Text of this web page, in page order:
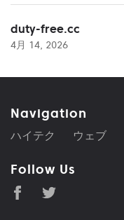
duty-free.cc
4月 14, 2026
Navigation
ハイテク ウェブ
Follow Us